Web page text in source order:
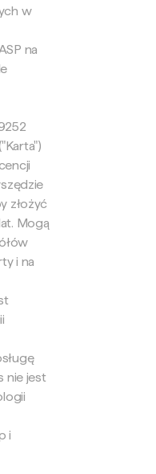
w
na
złożyć
Mogą
i na
nie jest
i